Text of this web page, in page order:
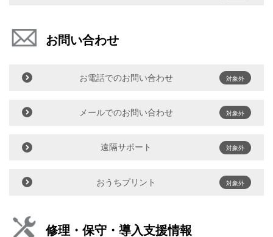
お問い合わせ
お電話でのお問い合わせ 対象外
メールでのお問い合わせ 対象外
遠隔サポート 対象外
おうちプリント 対象外
修理・保守・導入支援情報